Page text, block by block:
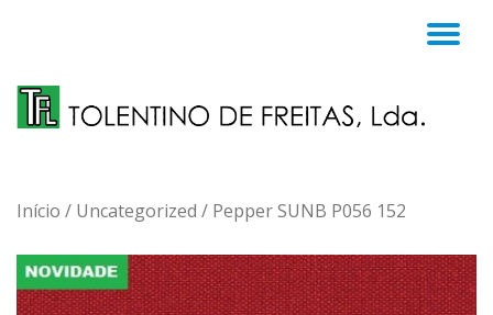
content
Início / Uncategorized / Pepper SUNB P056 152